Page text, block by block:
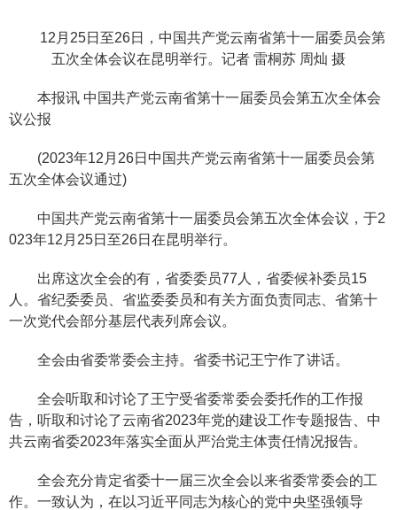
12月25日至26日，中国共产党云南省第十一届委员会第
五次全体会议在昆明举行。记者 雷桐苏 周灿 摄
本报讯 中国共产党云南省第十一届委员会第五次全体会
议公报
(2023年12月26日中国共产党云南省第十一届委员会第
五次全体会议通过)
中国共产党云南省第十一届委员会第五次全体会议，于2
023年12月25日至26日在昆明举行。
出席这次全会的有，省委委员77人，省委候补委员15
人。省纪委委员、省监委委员和有关方面负责同志、省第十
一次党代会部分基层代表列席会议。
全会由省委常委会主持。省委书记王宁作了讲话。
全会听取和讨论了王宁受省委常委会委托作的工作报
告，听取和讨论了云南省2023年党的建设工作专题报告、中
共云南省委2023年落实全面从严治党主体责任情况报告。
全会充分肯定省委十一届三次全会以来省委常委会的工
作。一致认为，在以习近平同志为核心的党中央坚强领导